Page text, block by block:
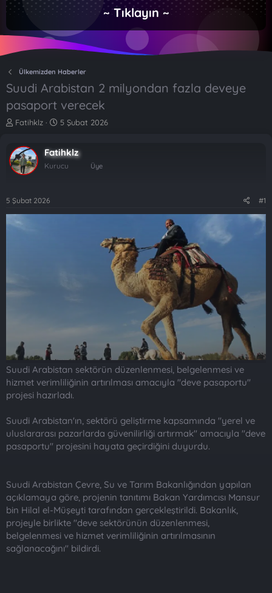
~ Tıklayın ~
Ülkemizden Haberler
Suudi Arabistan 2 milyondan fazla deveye
pasaport verecek
K
b
u
y
b
ş
Fatihklz
B
l
a
5 Şubat 2026
Fatihklz
Kurucu Üye
5 Şubat 2026 #1
Suudi Arabistan sektörün düzenlenmesi, belgelenmesi ve
hizmet verimliliğinin artırılması amacıyla "deve pasaportu"
projesi hazırladı.
Suudi Arabistan'ın, sektörü geliştirme kapsamında "yerel ve
uluslararası pazarlarda güvenilirliği artırmak" amacıyla "deve
pasaportu" projesini hayata geçirdiğini duyurdu.
Suudi Arabistan Çevre, Su ve Tarım Bakanlığından yapılan
açıklamaya göre, projenin tanıtımı Bakan Yardımcısı Mansur
bin Hilal el-Müşeyti tarafından gerçekleştirildi. Bakanlık,
projeyle birlikte "deve sektörünün düzenlenmesi,
belgelenmesi ve hizmet verimliliğinin artırılmasının
sağlanacağını" bildirdi.